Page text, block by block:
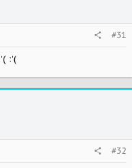
#31
:'(
#32